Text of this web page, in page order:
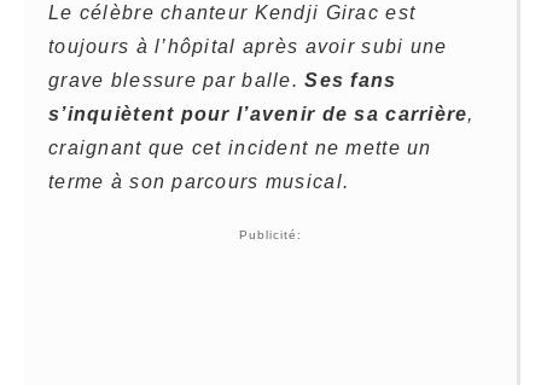
Le célèbre chanteur Kendji Girac est
toujours à l’hôpital après avoir subi une
grave blessure par balle.Ses fans
s’inquiètent pour l’avenir de sa carrière,
craignant que cet incident ne mette un
terme à son parcours musical.
Publicité: